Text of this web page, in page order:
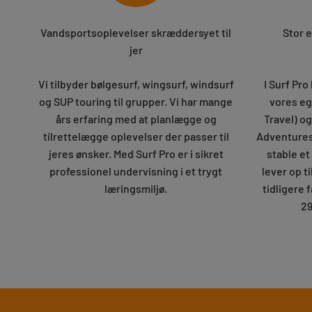
Vandsportsoplevelser skræddersyet til
jer
Vi tilbyder bølgesurf, wingsurf, windsurf
og SUP touring til grupper. Vi har mange
års erfaring med at planlægge og
tilrettelægge oplevelser der passer til
jeres ønsker. Med Surf Pro er i sikret
professionel undervisning i et trygt
læringsmiljø.
Stor
I Surf
vores
Travel)
stable et
lever op
tidligere